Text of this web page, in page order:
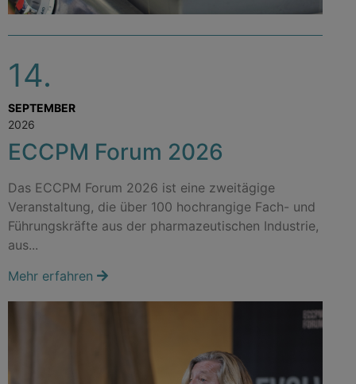
14.
SEPTEMBER
2026
ECCPM Forum 2026
Das ECCPM Forum 2026 ist eine zweitägige
Veranstaltung, die über 100 hochrangige Fach- und
Führungskräfte aus der pharmazeutischen Industrie,
aus...
Mehr erfahren